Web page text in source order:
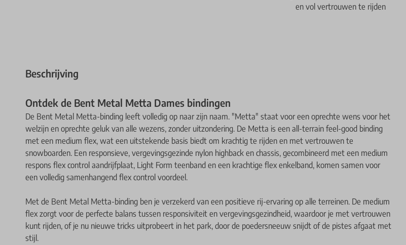
en vol vertrouwen te rijden
Beschrijving
Ontdek de Bent Metal Metta Dames bindingen
De Bent Metal Metta-binding leeft volledig op naar zijn naam. "Metta" staat voor een oprechte wens voor het
welzijn en oprechte geluk van alle wezens, zonder uitzondering. De Metta is een all-terrain feel-good binding
met een medium flex, wat een uitstekende basis biedt om krachtig te rijden en met vertrouwen te
snowboarden. Een responsieve, vergevingsgezinde nylon highback en chassis, gecombineerd met een medium
respons flex control aandrijfplaat, Light Form teenband en een krachtige flex enkelband, komen samen voor
een volledig samenhangend flex control voordeel.
Met de Bent Metal Metta-binding ben je verzekerd van een positieve rij-ervaring op alle terreinen. De medium
flex zorgt voor de perfecte balans tussen responsiviteit en vergevingsgezindheid, waardoor je met vertrouwen
kunt rijden, of je nu nieuwe tricks uitprobeert in het park, door de poedersneeuw snijdt of de pistes afgaat met
stijl.